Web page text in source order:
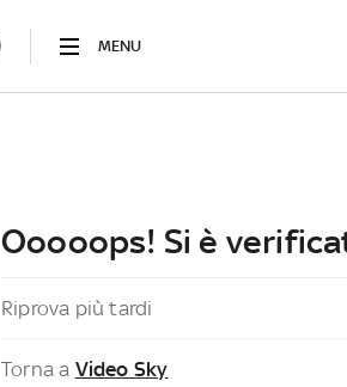
MENU
Ooooops! Si è
Riprova più tardi
Torna a Video Sky